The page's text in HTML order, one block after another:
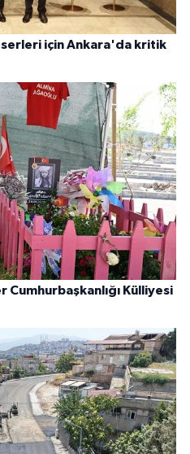
için Ankara'da kritik
Cumhurbaşkanlığı Külliyesi